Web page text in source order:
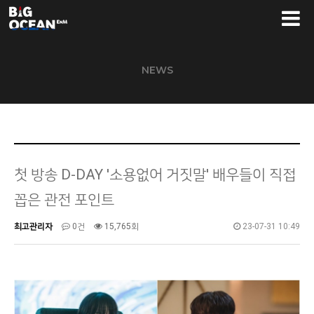
NEWS
첫 방송 D-DAY '소용없어 거짓말' 배우들이 직접
꼽은 관전 포인트
최고관리자 0건 15,765회 23-07-31 10:49